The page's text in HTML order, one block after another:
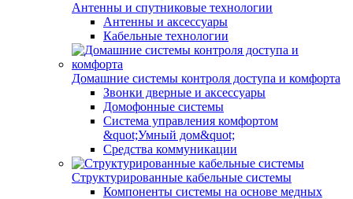
Антенны и спутниковые технологии
Антенны и аксессуары
Кабельные технологии
Домашние системы контроля доступа и комфорта
Звонки дверные и аксессуары
Домофонные системы
Система управления комфортом
&quot;Умный дом&quot;
Средства коммуникации
Структурированные кабельные системы
Компоненты системы на основе медных